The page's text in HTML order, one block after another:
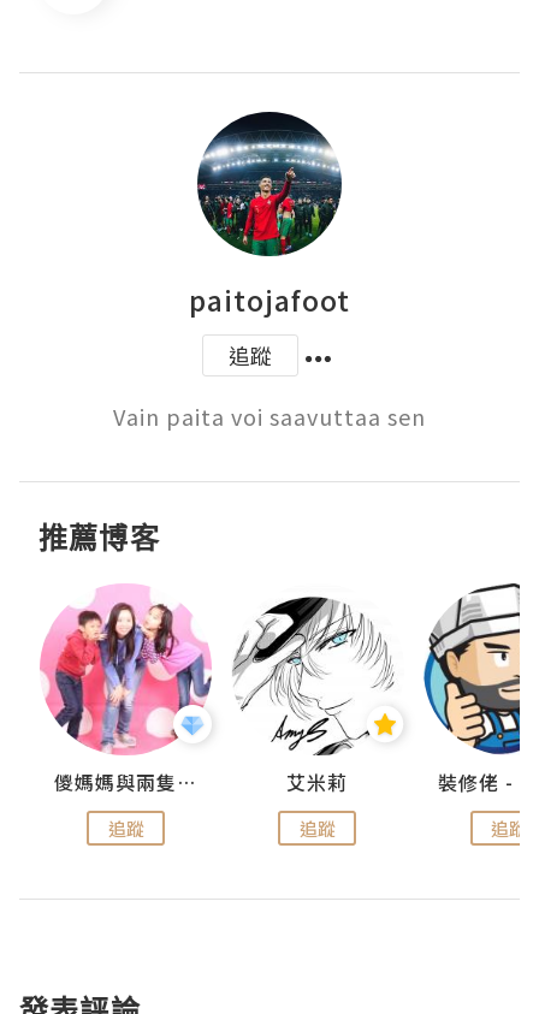
paitojafoot
追蹤
Vain paita voi saavuttaa sen
推薦博客
儍媽媽與兩隻小魔怪之家
追蹤
艾米莉
追蹤 追蹤